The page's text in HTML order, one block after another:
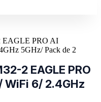
2 EAGLE PRO
6/ 2.4GHz